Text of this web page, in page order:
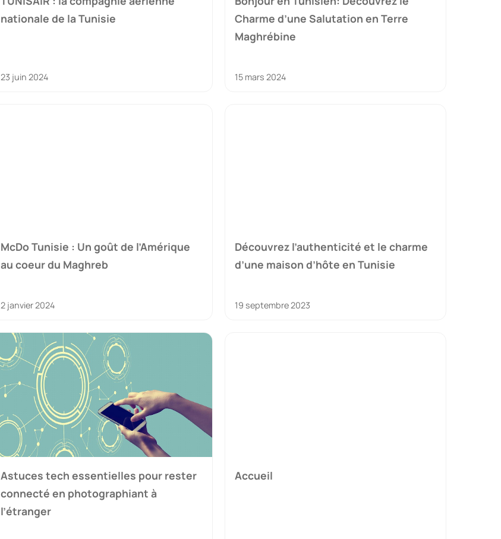
nationale de la Tunisie
23 juin 2024
Charme d’une Salutation en Terre
Maghrébine
15 mars 2024
McDo Tunisie : Un goût de l’Amérique
au coeur du Maghreb
2 janvier 2024
Découvrez l’authenticité et le charme
d’une maison d’hôte en Tunisie
19 septembre 2023
Astuces tech essentielles pour rester
connecté en photographiant à
l’étranger
Accueil